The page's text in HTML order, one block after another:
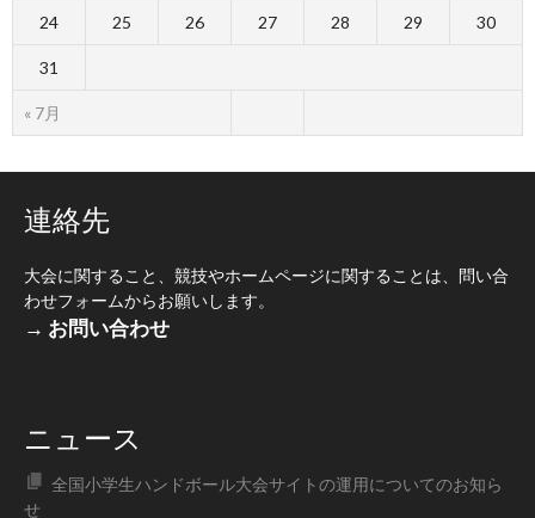
« 7月
24 25 26 27 28 29 30
31
連絡先
大会に関すること、競技やホームページに関することは、問い合
わせフォームからお願いします。
→ お問い合わせ
ニュース
全国小学生ハンドボール大会サイトの運用についてのお知ら
せ